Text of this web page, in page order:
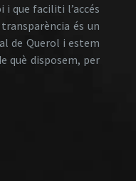
que faciliti l’accés
és un
de Querol i estem
què disposem, per